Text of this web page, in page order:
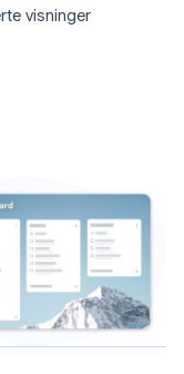
visninger